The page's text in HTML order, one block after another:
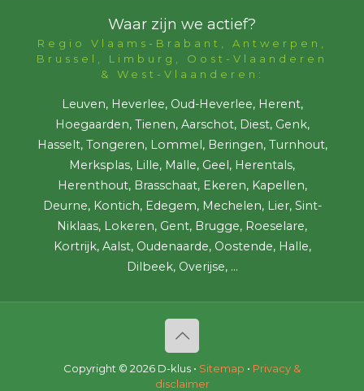
Waar zijn we actief?
Regio Vlaams-Brabant, Antwerpen,
Brussel, Limburg, Oost-Vlaanderen
& West-Vlaanderen:
Leuven, Heverlee, Oud-Heverlee, Herent,
Hoegaarden, Tienen, Aarschot, Diest, Genk,
Hasselt, Tongeren, Lommel, Beringen, Turnhout,
Merksplas, Lille, Malle, Geel, Herentals,
Herenthout, Brasschaat, Ekeren, Kapellen,
Deurne, Kontich, Edegem, Mechelen, Lier, Sint-
Niklaas, Lokeren, Gent, Brugge, Roeselare,
Kortrijk, Aalst, Oudenaarde, Oostende, Halle,
Dilbeek, Overijse, ...
Copyright © 2026 D-klus • Sitemap • Privacy &
disclaimer